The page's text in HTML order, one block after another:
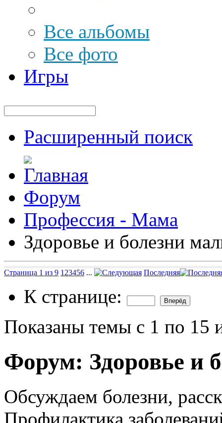
Все альбомы
Все фото
Игры
Расширенный поиск
Форум
Профессия - Мама
Здоровье и болезни
Страница 1 из 9 1 23456 ... Последняя
К странице:
Показаны темы с 1 по 15
Форум: Здоровье и
Обсуждаем болезни,